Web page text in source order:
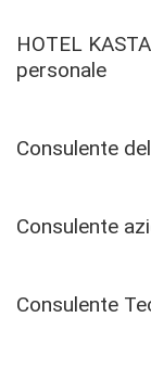
HOTEL
personale
Consulente
Consulente
Consulente